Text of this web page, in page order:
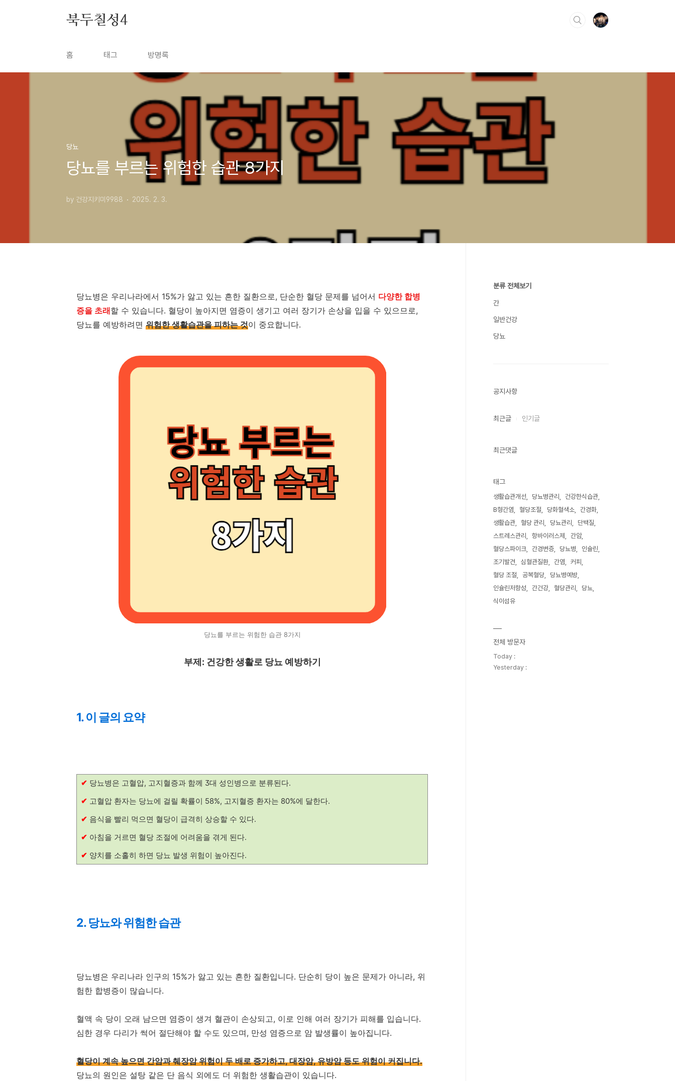
북두칠성4
홈 태그 방명록
당뇨
당뇨를 부르는 위험한 습관 8가지
by 건강지키미9988 2025. 2. 3.
당뇨병은 우리나라에서 15%가 앓고 있는 흔한 질환으로, 단순한 혈당 문제를 넘어서 다양한 합병
증을 초래할 수 있습니다. 혈당이 높아지면 염증이 생기고 여러 장기가 손상을 입을 수 있으므로,
당뇨를 예방하려면 위험한 생활습관을 피하는 것이 중요합니다.
당뇨를 부르는 위험한 습관 8가지
부제: 건강한 생활로 당뇨 예방하기
1. 이 글의 요약
✔ 당뇨병은 고혈압, 고지혈증과 함께 3대 성인병으로 분류된다.
✔ 고혈압 환자는 당뇨에 걸릴 확률이 58%, 고지혈증 환자는 80%에 달한다.
✔ 음식을 빨리 먹으면 혈당이 급격히 상승할 수 있다.
✔ 아침을 거르면 혈당 조절에 어려움을 겪게 된다.
✔ 양치를 소홀히 하면 당뇨 발생 위험이 높아진다.
2. 당뇨와 위험한 습관
당뇨병은 우리나라 인구의 15%가 앓고 있는 흔한 질환입니다. 단순히 당이 높은 문제가 아니라, 위
험한 합병증이 많습니다.
혈액 속 당이 오래 남으면 염증이 생겨 혈관이 손상되고, 이로 인해 여러 장기가 피해를 입습니다.
심한 경우 다리가 썩어 절단해야 할 수도 있으며, 만성 염증으로 암 발생률이 높아집니다.
혈당이 계속 높으면 간암과 췌장암 위험이 두 배로 증가하고, 대장암, 유방암 등도 위험이 커집니다.
당뇨의 원인은 설탕 같은 단 음식 외에도 더 위험한 생활습관이 있습니다.
분류 전체보기
간
일반건강
당뇨
공지사항
최근글 인기글
최근댓글
태그
생활습관개선 당뇨병관리
건강한식습관
B형간염
혈당조절 당화혈색소
간경화
생활습관
혈당 관리 당뇨관리
단백질
스트레스관리
항바이러스제
간암
혈당스파이크
간경변증 당뇨병
인슐린
조기발견
심혈관질환 간염
커피
혈당 조절
공복혈당
당뇨병예방
인슐린저항성
간건강 혈당관리
당뇨
식이섬유
전체 방문자
Today :
Yesterday :